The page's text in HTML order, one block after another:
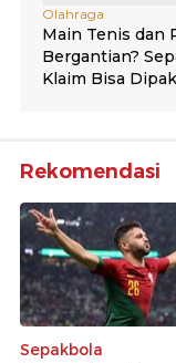
Rekomendasi
Sepakbola